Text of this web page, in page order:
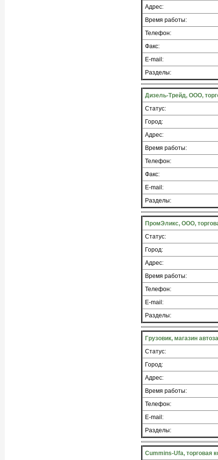
Адрес:
Время работы:
Телефон:
Факс:
E-mail:
Разделы:
Дизель-Трейд, ООО,
Статус:
Город:
Адрес:
Время работы:
Телефон:
Факс:
E-mail:
Разделы:
ПромЭликс, ООО,
Статус:
Город:
Адрес:
Время работы:
Телефон:
E-mail:
Разделы:
Грузовик, магазин
Статус:
Город:
Адрес:
Время работы:
Телефон:
E-mail:
Разделы:
Cummins-Ufa, торговая